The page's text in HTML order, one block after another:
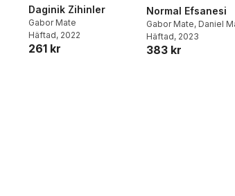
Daginik Zihinler
Gabor Mate
Häftad, 2022
261 kr
Normal Efsanesi
Gabor Mate, Daniel
Häftad, 2023
383 kr